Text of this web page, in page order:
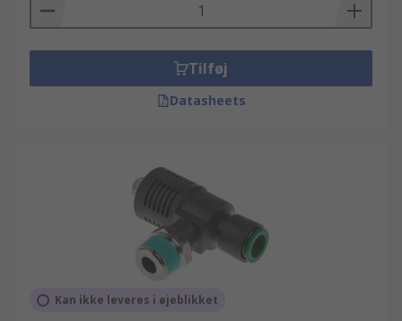
Tilføj
Datasheets
Kan ikke leveres i øjeblikket